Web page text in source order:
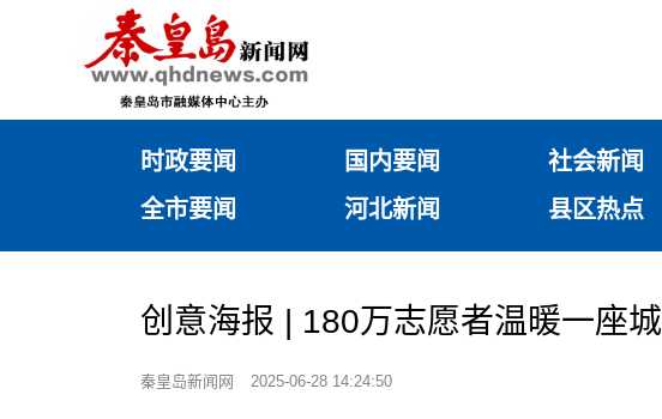
时政要闻 国内要闻 社会新闻
全市要闻
河北新闻 县区热点
创意海报 | 180万志愿者温暖一座城
秦皇岛新闻网 2025-06-28 14:24:50